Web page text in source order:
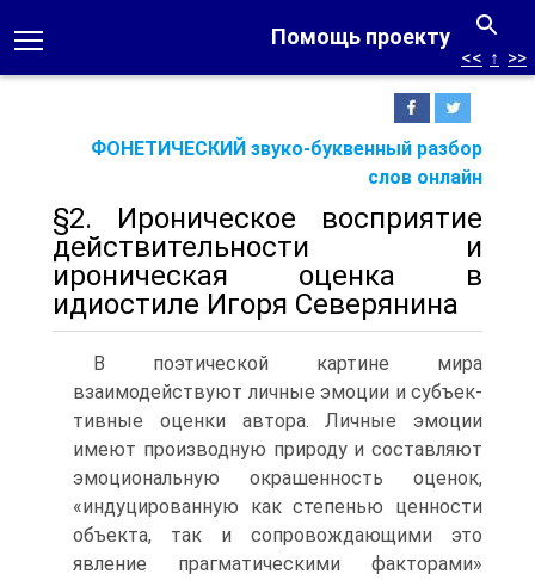
Помощь проекту
ФОНЕТИЧЕСКИЙ звуко-буквенный разбор
слов онлайн
<< ↑ >>
§2. Ироническое восприятие
действительности и
ироническая оценка в
идиостиле Игоря Северянина
В поэтической картине мира
взаимодействуют личные эмоции и субъек­
тивные оценки автора. Личные эмоции
имеют производную природу и состав­ляют
эмоциональную окрашенность оценок,
«индуцированную как степенью ценности
объекта, так и сопровождающими это
явление прагматическими фак­торами»